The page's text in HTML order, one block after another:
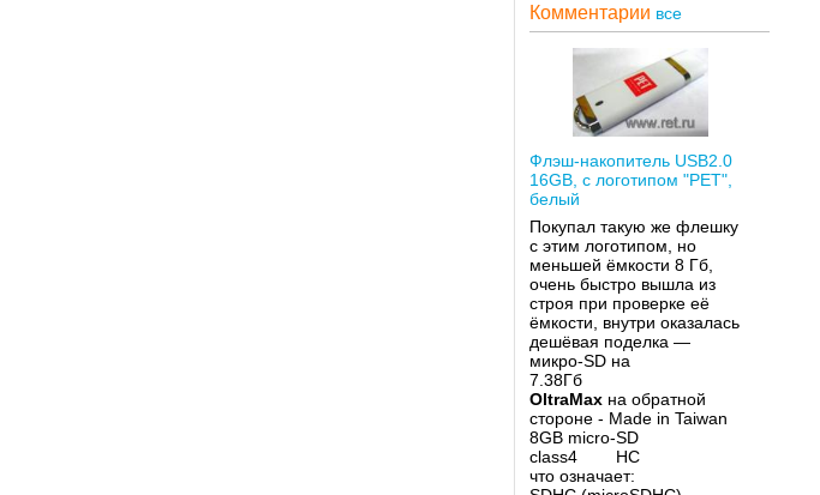
Комментарии все
Флэш-накопитель USB2.0
16GB, с логотипом "РЕТ",
белый
Покупал такую же флешку
с этим логотипом, но
меньшей ёмкости 8 Гб,
очень быстро вышла из
строя при проверке её
ёмкости, внутри оказалась
дешёвая поделка —
микро-SD на
7.38Гб
OltraMax на обратной
стороне - Made in Taiwan
8GB micro-SD
class4 HC
что означает: